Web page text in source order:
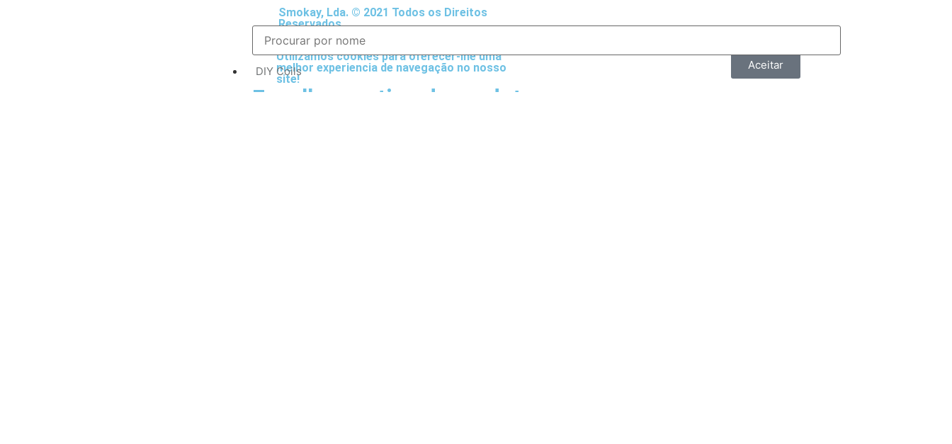
DIY Coils
Escolha por tipo de produtos
Smokay, Lda. © 2021 Todos os Direitos
Reservados
Utilizamos cookies para oferecer-lhe uma
melhor experiencia de navegação no nosso
site!
Aceitar